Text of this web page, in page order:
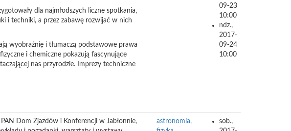
dla najmłodszych liczne spotkania,
i techniki, a przez zabawę rozwijać w nich
wyobraźnię i tłumaczą podstawowe prawa
i chemiczne pokazują fascynujące
nas przyrodzie. Imprezy techniczne
09-23
10:00
ndz.,
2017-
09-24
10:00
Dom Zjazdów i Konferencji w Jabłonnie,
astronomia,
sob.,